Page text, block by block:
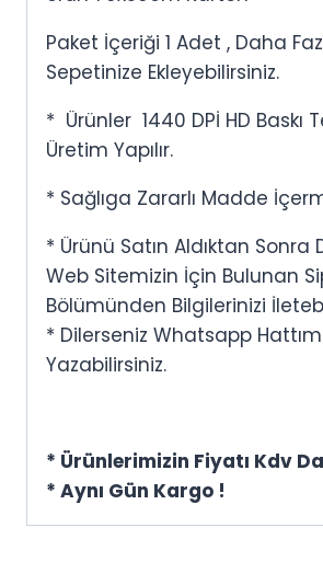
Paket İçeriği 1 Adet , Daha
Sepetinize Ekleyebilirsiniz.
* Ürünler 1440 DPİ HD Baskı
Üretim Yapılır.
* Sağlıga Zararlı Madde
* Ürünü Satın Aldıktan Sonra
Web Sitemizin İçin Bulunan
Bölümünden Bilgilerinizi
* Dilerseniz Whatsapp
Yazabilirsiniz.
* Ürünlerimizin Fiyatı Kdv
* Aynı Gün Kargo !